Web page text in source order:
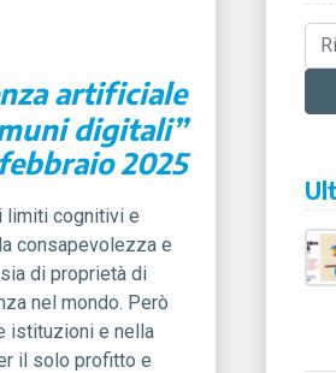
artificiale
digitali”
2025
limiti cognitivi e
consapevolezza e
di proprietà di
nel mondo. Però
istituzioni e nella
il solo profitto e